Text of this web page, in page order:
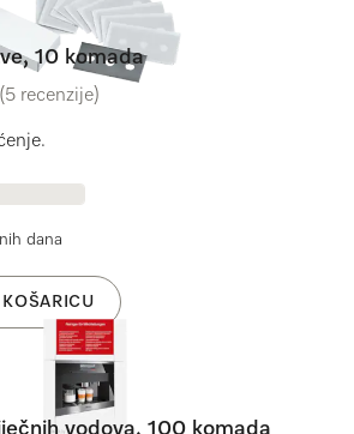
10 komada
(5 recenzije)
dana
vodova, 100 komada